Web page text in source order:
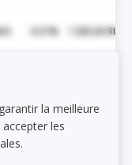
la meilleure
les
0.01% 1 285,06 $US
0.01%